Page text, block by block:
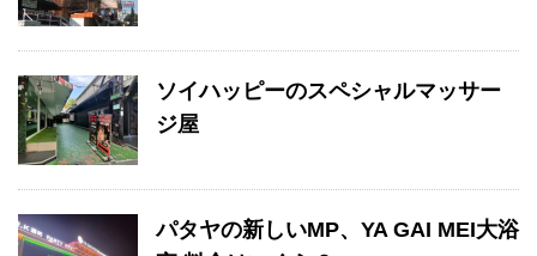
ソイハッピーのスペシャルマッサー
ジ屋
パタヤの新しいMP、YA GAI MEI大浴